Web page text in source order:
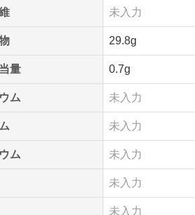
未入力
29.8g
量 0.7g
ム 未入力
未入力
ム 未入力
未入力
未入力